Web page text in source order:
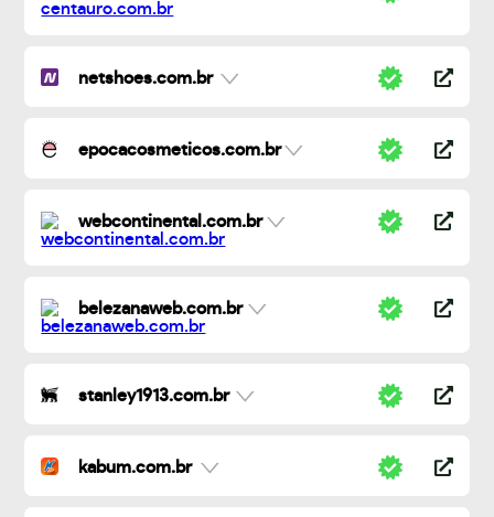
netshoes.com.br
epocacosmeticos.com.br
webcontinental.com.br
belezanaweb.com.br
stanley1913.com.br
kabum.com.br